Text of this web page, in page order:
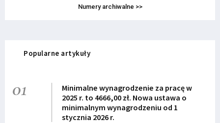
Numery archiwalne >>
Popularne artykuły
01
Minimalne wynagrodzenie za pracę w
2025 r. to 4666,00 zł. Nowa ustawa o
minimalnym wynagrodzeniu od 1
stycznia 2026 r.